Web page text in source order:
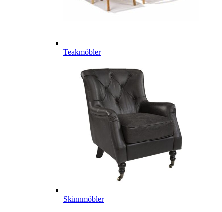
Teakmöbler
Skinnmöbler